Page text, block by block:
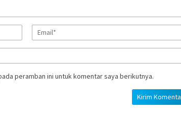
peramban ini untuk komentar saya berikutnya.